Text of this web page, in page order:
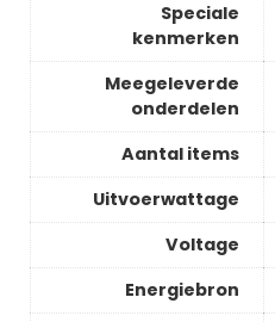
Speciale
kenmerken
Meegeleverde
onderdelen
Aantal items
Uitvoerwattage
Voltage
Energiebron